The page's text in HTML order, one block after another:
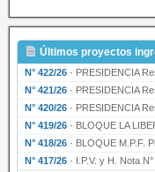
Últimos proyectos
N° 422/26 · PRESIDENCIA
N° 421/26 · PRESIDENCIA
N° 420/26 · PRESIDENCIA
N° 419/26 · BLOQUE LA LIBERTAD
N° 418/26 · BLOQUE M.P.F.
N° 417/26 · I.P.V. y H. Nota N°